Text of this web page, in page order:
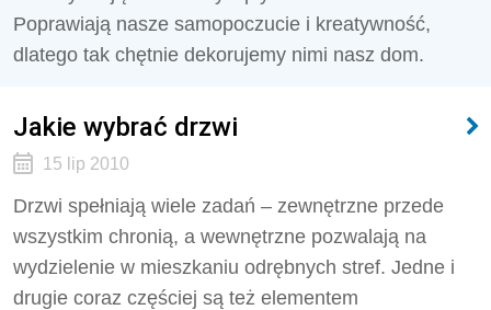
Poprawiają nasze samopoczucie i kreatywność,
dlatego tak chętnie dekorujemy nimi nasz dom.
Jakie wybrać drzwi
15 lip 2010
Drzwi spełniają wiele zadań – zewnętrzne przede
wszystkim chronią, a wewnętrzne pozwalają na
wydzielenie w mieszkaniu odrębnych stref. Jedne i
drugie coraz częściej są też elementem